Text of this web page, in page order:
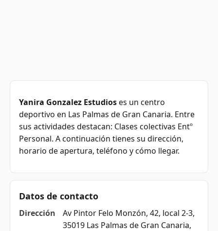
Yanira Gonzalez Estudioses un centro
deportivo en Las Palmas de Gran Canaria. Entre
sus actividades destacan: Clases colectivas Entº
Personal. A continuación tienes su dirección,
horario de apertura, teléfono y cómo llegar.
Datos de contacto
Dirección
Av Pintor Felo Monzón, 42, local 2-3,
35019 Las Palmas de Gran Canaria,